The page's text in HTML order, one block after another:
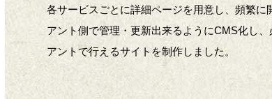
各サービスごとに詳細ページを用意し、頻繁に
アント側で管理・更新出来るようにCMS化し
アントで行えるサイトを制作しました。